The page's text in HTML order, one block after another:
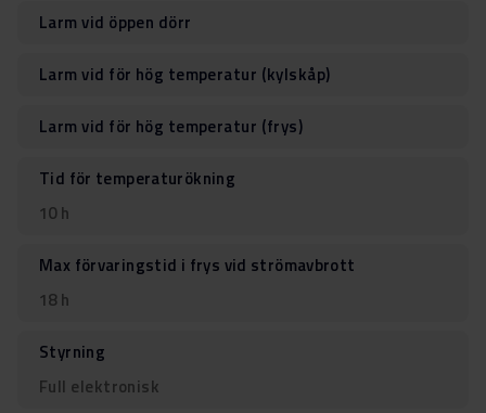
Larm vid öppen dörr
Larm vid för hög temperatur (kylskåp)
Larm vid för hög temperatur (frys)
Tid för temperaturökning
10 h
Max förvaringstid i frys vid strömavbrott
18 h
Styrning
Full elektronisk